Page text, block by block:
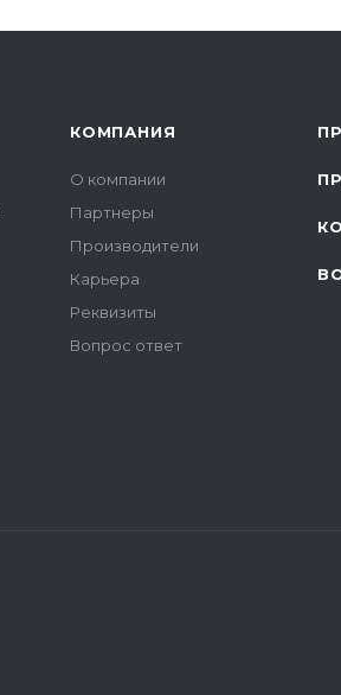
КОМПАНИЯ
О компании
Партнеры
Производители
Карьера
Реквизиты
Вопрос ответ